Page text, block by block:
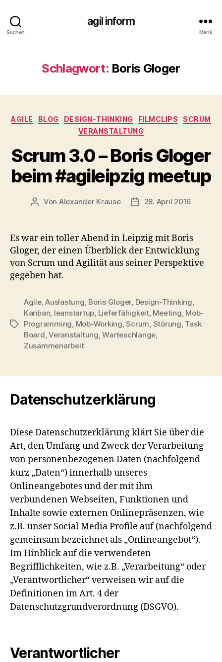
Suchen
agil inform
Menü
Schlagwort: Boris Gloger
Kategorien
AGILE BLOG DESIGN-THINKING FILMCLIPS
SCRUM
VERANSTALTUNG
Scrum 3.0 – Boris Gloger
beim #agileipzig meetup
Beitragsautor
Von Alexander Krause Veröffentlichungsdatum
28. April 2016
Es war ein toller Abend in Leipzig mit Boris
Gloger, der einen Überblick der Entwicklung
von Scrum und Agilität aus seiner Perspektive
gegeben hat.
Schlagwörter
Agile,Auslastung, Boris Gloger, Design-Thinking,
Kanban, leanstartup, Lieferfähigkeit, Meeting, Mob-
Programming, Mob-Working,Scrum, Störung, Task
Board,Veranstaltung,Warteschlange,
Zusammenarbeit
Datenschutzerklärung
Diese Datenschutzerklärung klärt Sie über die
Art, den Umfang und Zweck der Verarbeitung
von personenbezogenen Daten (nachfolgend
kurz „Daten“) innerhalb unseres
Onlineangebotes und der mit ihm
verbundenen Webseiten, Funktionen und
Inhalte sowie externen Onlinepräsenzen, wie
z.B. unser Social Media Profile auf (nachfolgend
gemeinsam bezeichnet als „Onlineangebot“).
Im Hinblick auf die verwendeten
Begrifflichkeiten, wie z.B. „Verarbeitung“ oder
„Verantwortlicher“ verweisen wir auf die
Definitionen im Art. 4 der
Datenschutzgrundverordnung (DSGVO).
Verantwortlicher